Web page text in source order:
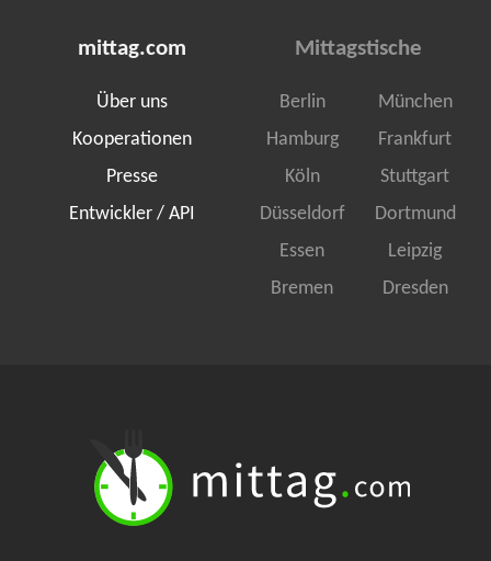
mittag.com
Über uns
Kooperationen
Presse
Entwickler / API
Mittagstische
Berlin
München
Hamburg
Frankfurt
Köln
Stuttgart
Düsseldorf
Dortmund
Essen
Leipzig
Bremen
Dresden